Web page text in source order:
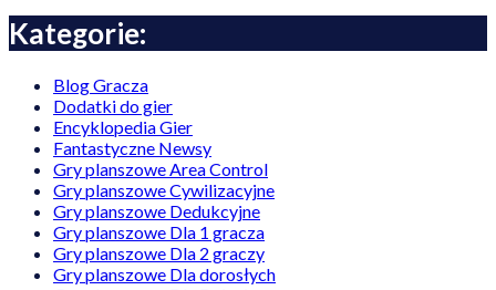
Kategorie:
Blog Gracza
Dodatki do gier
Encyklopedia Gier
Fantastyczne Newsy
Gry planszowe Area Control
Gry planszowe Cywilizacyjne
Gry planszowe Dedukcyjne
Gry planszowe Dla 1 gracza
Gry planszowe Dla 2 graczy
Gry planszowe Dla dorosłych